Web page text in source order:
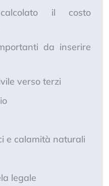
il costo
da inserire
verso terzi
e calamità naturali
legale